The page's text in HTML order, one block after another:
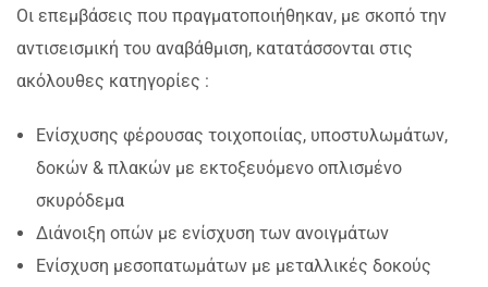
Οι επεμβάσεις που πραγματοποιήθηκαν, με σκοπό την
αντισεισμική του αναβάθμιση, κατατάσσονται στις
ακόλουθες κατηγορίες :
Ενίσχυσης φέρουσας τοιχοποιίας, υποστυλωμάτων,
δοκών & πλακών με εκτοξευόμενο οπλισμένο
σκυρόδεμα
Διάνοιξη οπών με ενίσχυση των ανοιγμάτων
Ενίσχυση μεσοπατωμάτων με μεταλλικές δοκούς